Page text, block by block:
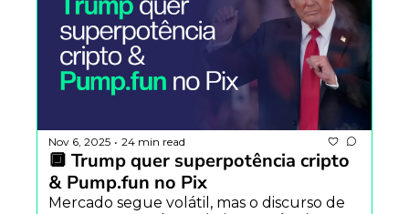
Nov 6, 2025 • 24 min read
🔲 Trump quer superpotência cripto
& Pump.fun no Pix
Mercado segue volátil, mas o discurso de